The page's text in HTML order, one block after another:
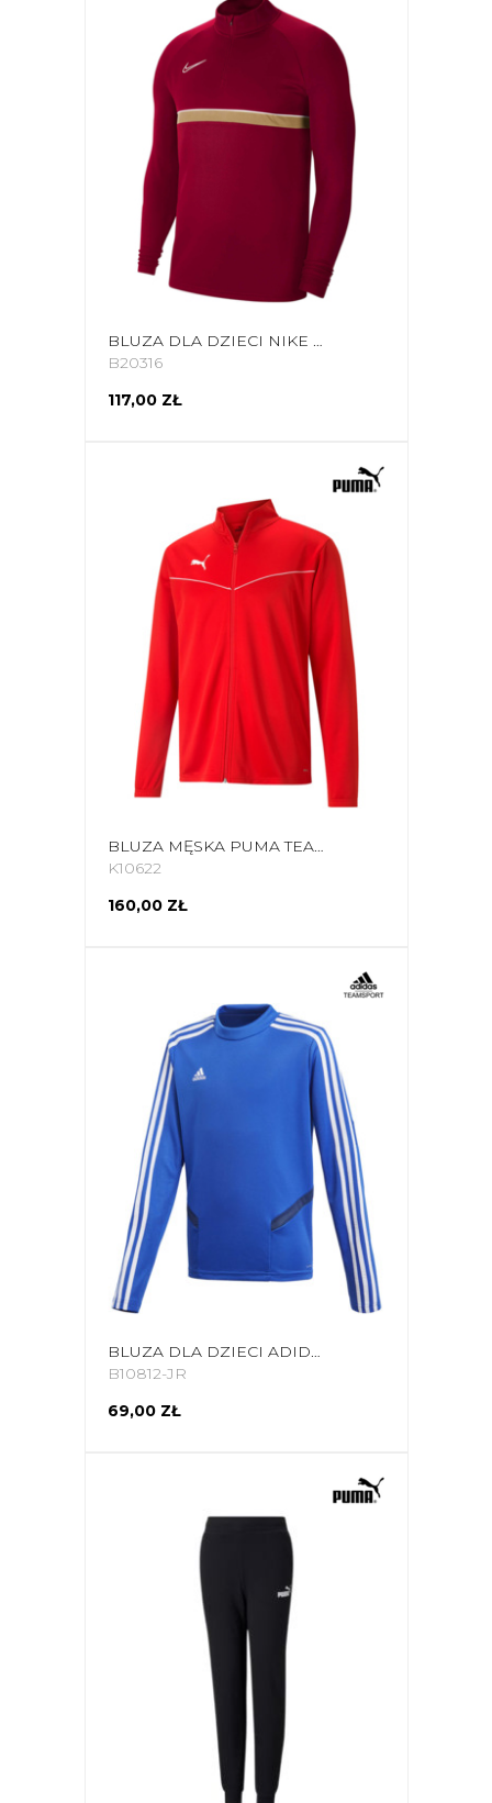
BLUZA DLA DZIECI NIKE NK DF ACADEMY 21 DRILL TOP BORDOWA CW6112 677
B20316
117,00 ZŁ
BLUZA MĘSKA PUMA TEAMRISE TRAINING POLY JACKET CZERWONA 657392 01
K10622
160,00 ZŁ
BLUZA DLA DZIECI ADIDAS TIRO 19 TRAINING TOP JUNIOR NIEBIESKA DT5279
B10812-JR
69,00 ZŁ